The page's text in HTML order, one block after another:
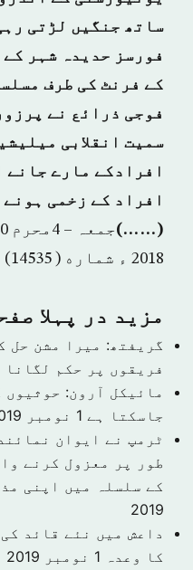
ساتھ جنگیں لڑتی
فورسز حدیدہ شہر
کے فرنٹ کی طرف
فوجی ذرائع نے
افرادکے مارے
افراد کے زخمی
(……)
2018 ء شماره ( 14535)
مزید در پہلا
گریفتھ: میرا مشن حل
فریقوں پر حکم لگانا
مائیکل آرون:
جاسکتا ہے 1 نومبر 2019
ٹرمپ نے ایوان
طور پر معزول کرنے
کے سلسلہ میں اپنی
2019
داعش میں نئے قائد
کا وعدہ 1 نومبر 2019